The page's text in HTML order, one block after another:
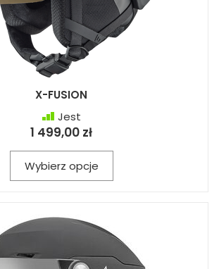
X-FUSION
Jest
1 499,00 zł
Wybierz opcje